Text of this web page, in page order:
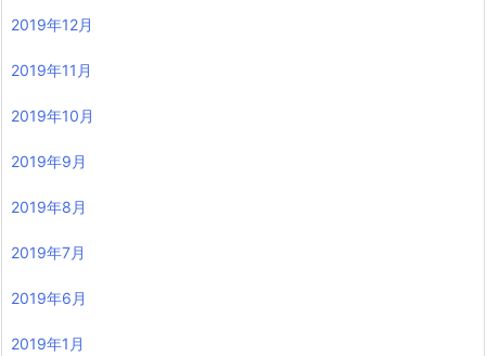
2019年12月
2019年11月
2019年10月
2019年9月
2019年8月
2019年7月
2019年6月
2019年1月